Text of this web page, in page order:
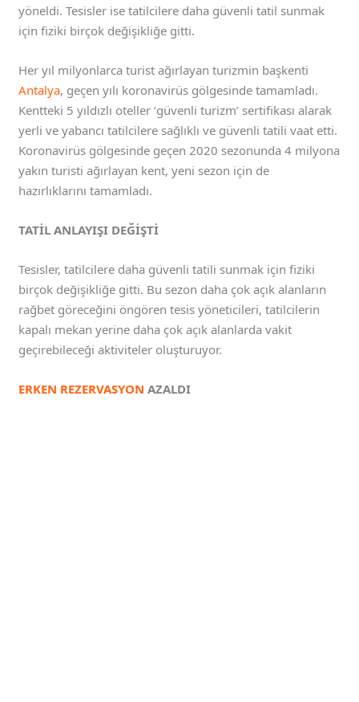
yöneldi. Tesisler ise tatilcilere daha güvenli tatil sunmak
için fiziki birçok değişikliğe gitti.
Her yıl milyonlarca turist ağırlayan turizmin başkenti
Antalya, geçen yılı koronavirüs gölgesinde tamamladı.
Kentteki 5 yıldızlı oteller ‘güvenli turizm’ sertifikası alarak
yerli ve yabancı tatilcilere sağlıklı ve güvenli tatili vaat etti.
Koronavirüs gölgesinde geçen 2020 sezonunda 4 milyona
yakın turisti ağırlayan kent, yeni sezon için de
hazırlıklarını tamamladı.
TATİL ANLAYIŞI DEĞİŞTİ
Tesisler, tatilcilere daha güvenli tatili sunmak için fiziki
birçok değişikliğe gitti. Bu sezon daha çok açık alanların
rağbet göreceğini öngören tesis yöneticileri, tatilcilerin
kapalı mekan yerine daha çok açık alanlarda vakit
geçirebileceği aktiviteler oluşturuyor.
ERKEN REZERVASYON AZALDI